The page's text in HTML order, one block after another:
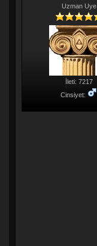
Uzman Uye
İleti: 7217
Cinsiyet: